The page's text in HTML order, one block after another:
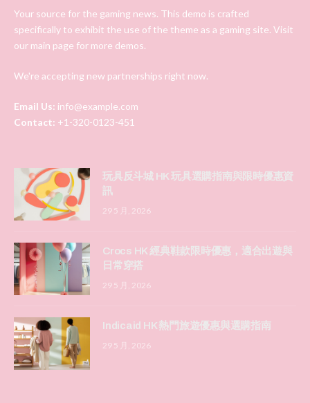
Your source for the gaming news. This demo is crafted
specifically to exhibit the use of the theme as a gaming site. Visit
our main page for more demos.
We're accepting new partnerships right now.
Email Us: info@example.com
Contact: +1-320-0123-451
玩具反斗城 HK 玩具選購指南與限時優惠資
訊
29 5 月, 2026
Crocs HK 經典鞋款限時優惠，適合出遊與
日常穿搭
29 5 月, 2026
Indicaid HK 熱門旅遊優惠與選購指南
29 5 月, 2026